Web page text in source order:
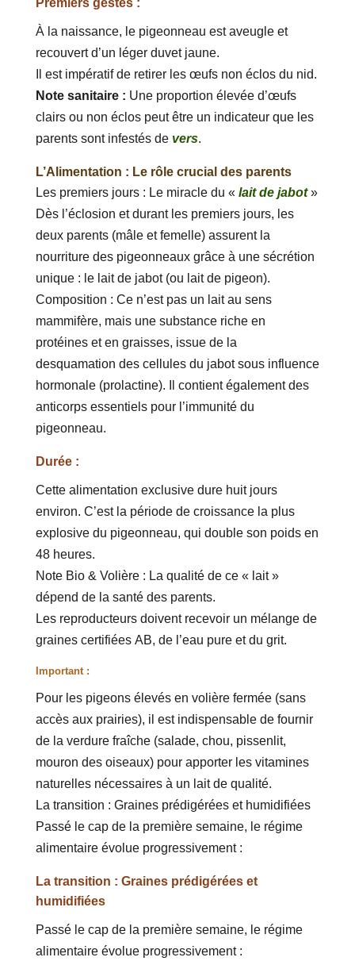
Premiers gestes :
À la naissance, le pigeonneau est aveugle et
recouvert d’un léger duvet jaune.
Il est impératif de retirer les œufs non éclos du nid.
Note sanitaire : Une proportion élevée d’œufs
clairs ou non éclos peut être un indicateur que les
parents sont infestés devers.
L’Alimentation : Le rôle crucial des parents
Les premiers jours : Le miracle du « lait de jabot»
Dès l’éclosion et durant les premiers jours, les
deux parents (mâle et femelle) assurent la
nourriture des pigeonneaux grâce à une sécrétion
unique : le lait de jabot (ou lait de pigeon).
Composition : Ce n’est pas un lait au sens
mammifère, mais une substance riche en
protéines et en graisses, issue de la
desquamation des cellules du jabot sous influence
hormonale (prolactine). Il contient également des
anticorps essentiels pour l’immunité du
pigeonneau.
Durée :
Cette alimentation exclusive dure huit jours
environ. C’est la période de croissance la plus
explosive du pigeonneau, qui double son poids en
48 heures.
Note Bio & Volière : La qualité de ce « lait »
dépend de la santé des parents.
Les reproducteurs doivent recevoir un mélange de
graines certifiées AB, de l’eau pure et du grit.
Important :
Pour les pigeons élevés en volière fermée (sans
accès aux prairies), il est indispensable de fournir
de la verdure fraîche (salade, chou, pissenlit,
mouron des oiseaux) pour apporter les vitamines
naturelles nécessaires à un lait de qualité.
La transition : Graines prédigérées et humidifiées
Passé le cap de la première semaine, le régime
alimentaire évolue progressivement :
La transition : Graines prédigérées et
humidifiées
Passé le cap de la première semaine, le régime
alimentaire évolue progressivement :